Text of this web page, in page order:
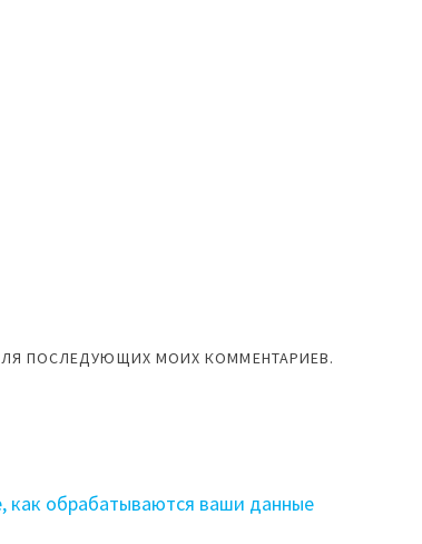
ПОСЛЕДУЮЩИХ МОИХ КОММЕНТАРИЕВ.
как обрабатываются ваши данные